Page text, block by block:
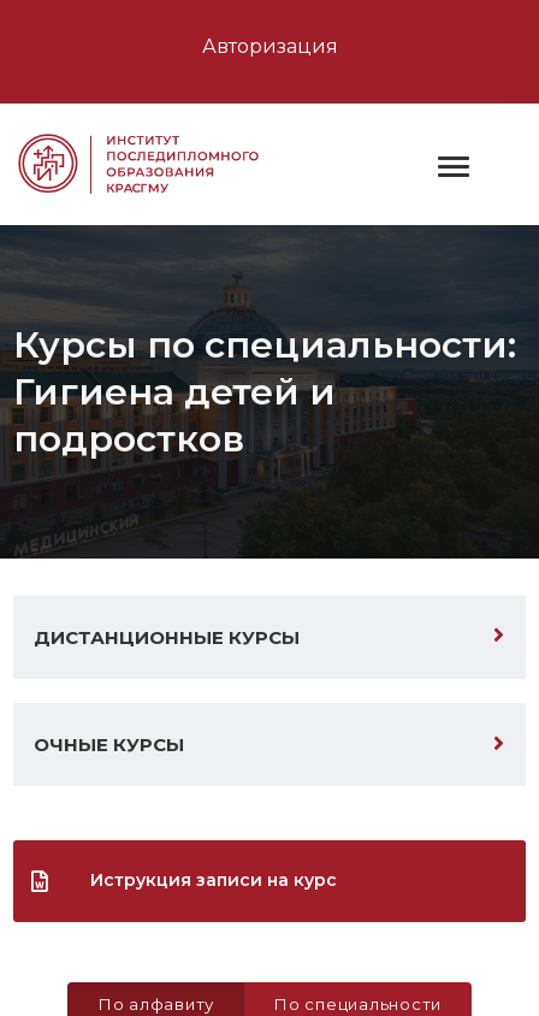
Авторизация
Курсы по специальности:
Гигиена детей и
подростков
ДИСТАНЦИОННЫЕ КУРСЫ
ОЧНЫЕ КУРСЫ
Иструкция записи на курс
По алфавиту По специальности